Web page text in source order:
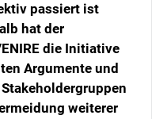
passiert ist
hat der
die Initiative
Argumente und
weiterer